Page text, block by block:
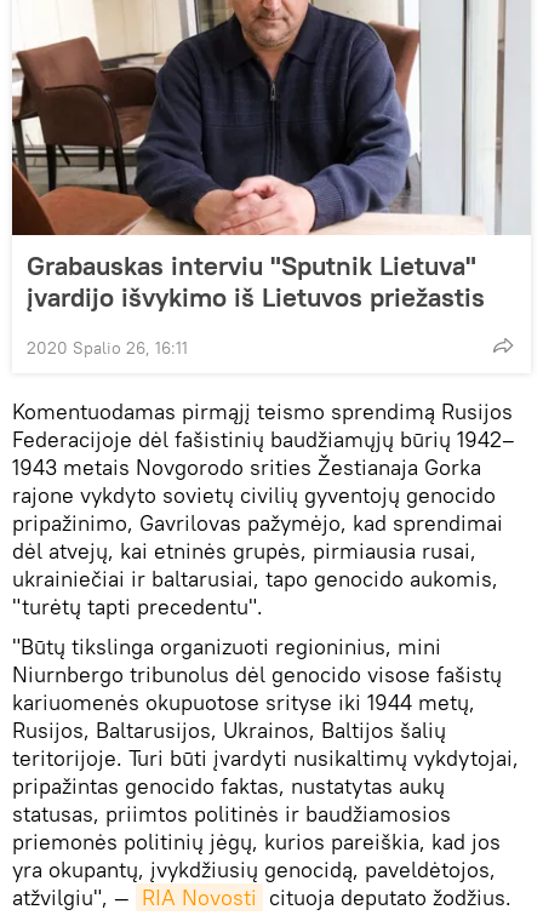
Grabauskas interviu "Sputnik Lietuva"
įvardijo išvykimo iš Lietuvos priežastis
2020 Spalio 26, 16:11
Komentuodamas pirmąjį teismo sprendimą Rusijos
Federacijoje dėl fašistinių baudžiamųjų būrių 1942–
1943 metais Novgorodo srities Žestianaja Gorka
rajone vykdyto sovietų civilių gyventojų genocido
pripažinimo, Gavrilovas pažymėjo, kad sprendimai
dėl atvejų, kai etninės grupės, pirmiausia rusai,
ukrainiečiai ir baltarusiai, tapo genocido aukomis,
"turėtų tapti precedentu".
"Būtų tikslinga organizuoti regioninius, mini
Niurnbergo tribunolus dėl genocido visose fašistų
kariuomenės okupuotose srityse iki 1944 metų,
Rusijos, Baltarusijos, Ukrainos, Baltijos šalių
teritorijoje. Turi būti įvardyti nusikaltimų vykdytojai,
pripažintas genocido faktas, nustatytas aukų
statusas, priimtos politinės ir baudžiamosios
priemonės politinių jėgų, kurios pareiškia, kad jos
yra okupantų, įvykdžiusių genocidą, paveldėtojos,
atžvilgiu", — RIA Novosti cituoja deputato žodžius.